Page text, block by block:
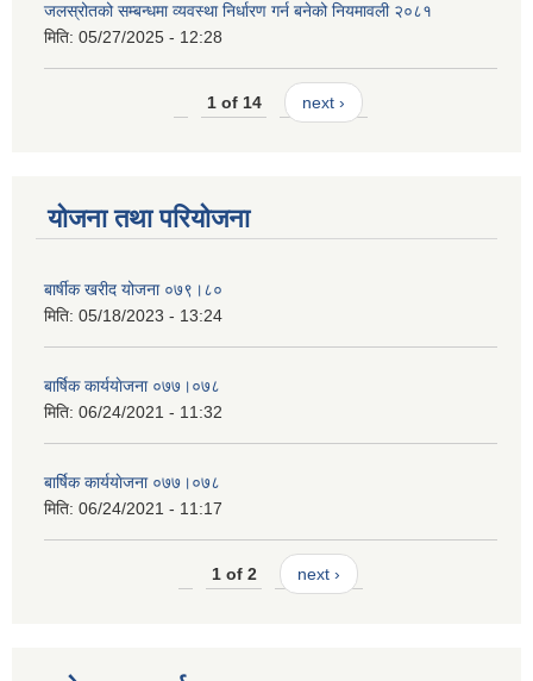
जलस्रोतको सम्बन्धमा व्यवस्था निर्धारण गर्न बनेको नियमावली २०८१
मिति: 05/27/2025 - 12:28
1 of 14 next ›
योजना तथा परियोजना
बार्षीक खरीद योजना ०७९।८०
मिति: 05/18/2023 - 13:24
बार्षिक कार्ययाेजना ०७७।०७८
मिति: 06/24/2021 - 11:32
बार्षिक कार्ययाेजना ०७७।०७८
मिति: 06/24/2021 - 11:17
1 of 2 next ›